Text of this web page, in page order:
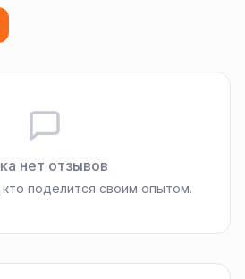
нет отзывов
поделится своим опытом.